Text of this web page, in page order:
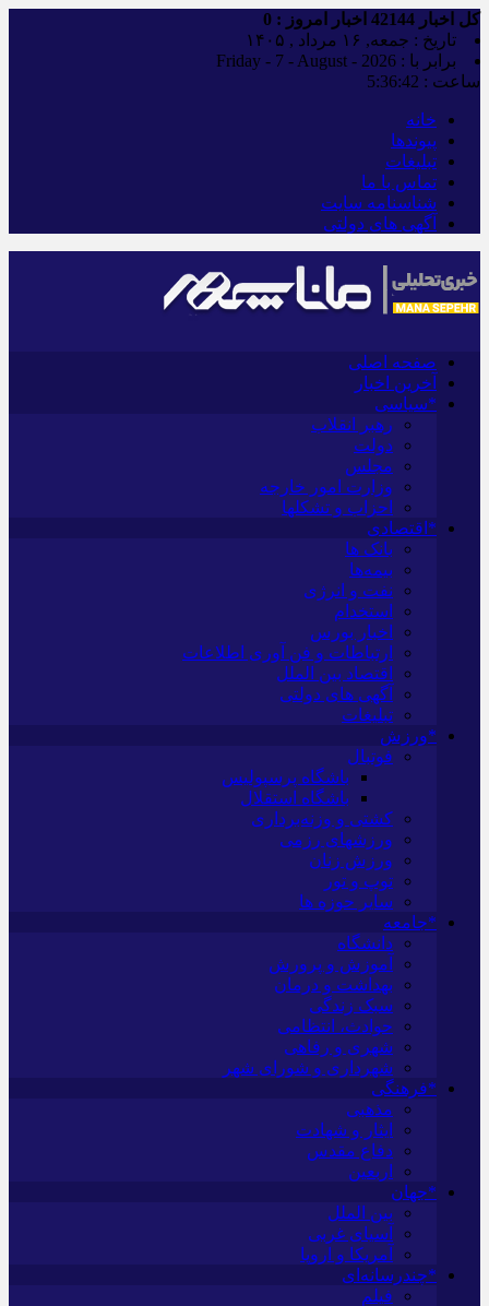
کل اخبار اخبار امروز : 0
تاریخ : جمعه, ۱۶ مرداد , ۱۴۰۵
برابر با : Friday - 7 - August - 2026
ساعت : 5:36:44
خانه
پیوندها
تبلیغات
تماس با ما
شناسنامه سایت
آگهی های دولتی
صفحه اصلی
آخرین اخبار
*سیاسی
رهبر انقلاب
دولت
مجلس
وزارت امور خارجه
احزاب و تشکلها
*اقتصادی
بانک ها
بیمه‌ها
نفت و انرژی
استخدام
اخبار بورس
ارتباطات و فن آوری اطلاعات
اقتصاد بین الملل
آگهی های دولتی
تبلیغات
*ورزش
فوتبال
باشگاه پرسپولیس
باشگاه استقلال
کشتی و وزنه‌برداری
ورزشهای رزمی
ورزش زنان
توپ و تور
سایر حوزه ها
*جامعه
دانشگاه
آموزش و پرورش
بهداشت و درمان
سبک زندگی
حوادث، انتظامی
شهری و رفاهی
شهرداری و شورای شهر
*فرهنگی
مذهبی
ایثار و شهادت
دفاع مقدس
اربعین
*جهان
بین الملل
آسیای غربی
آمریکا و اروپا
*چندرسانه‌ای
فیلم